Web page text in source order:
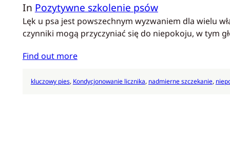
In Pozytywne szkolenie psów
Lęk u psa jest powszechnym wyzwaniem dla wielu
czynniki mogą przyczyniać się do niepokoju, w tym
Find out more
kluczowy pies, Kondycjonowanie licznika, nadmierne szczekanie,